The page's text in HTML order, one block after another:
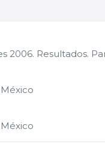
2006. Resultados.